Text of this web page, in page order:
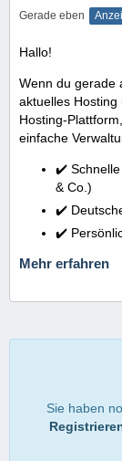
Gerade eben
Hallo!
Wenn du gerade
aktuelles
Hosting-
einfache
✔️ Schnelle
& Co.)
✔️
✔️
Mehr erfahren
Sie haben